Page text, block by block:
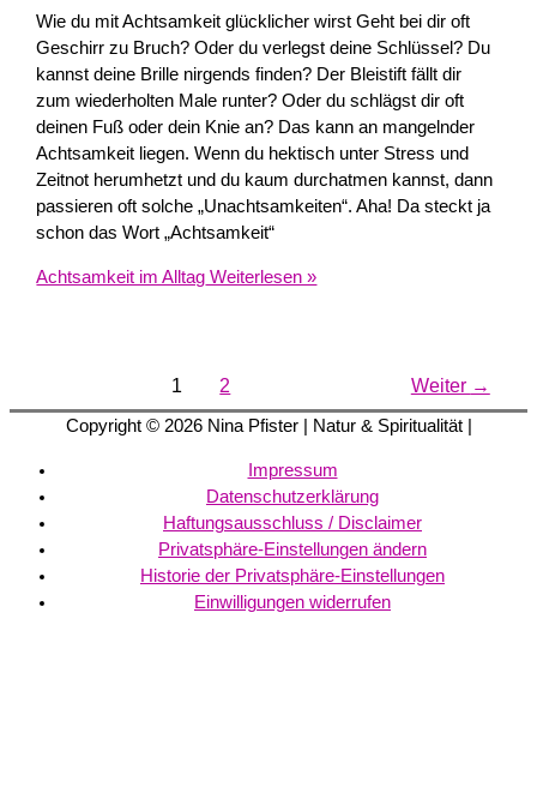
Wie du mit Achtsamkeit glücklicher wirst Geht bei dir oft
Geschirr zu Bruch? Oder du verlegst deine Schlüssel? Du
kannst deine Brille nirgends finden? Der Bleistift fällt dir
zum wiederholten Male runter? Oder du schlägst dir oft
deinen Fuß oder dein Knie an? Das kann an mangelnder
Achtsamkeit liegen. Wenn du hektisch unter Stress und
Zeitnot herumhetzt und du kaum durchatmen kannst, dann
passieren oft solche „Unachtsamkeiten“. Aha! Da steckt ja
schon das Wort „Achtsamkeit“
Achtsamkeit im Alltag Weiterlesen »
1 2 Weiter →
Copyright © 2026 Nina Pfister| Natur & Spiritualität |
Impressum
Datenschutzerklärung
Haftungsausschluss / Disclaimer
Privatsphäre-Einstellungen ändern
Historie der Privatsphäre-Einstellungen
Einwilligungen widerrufen